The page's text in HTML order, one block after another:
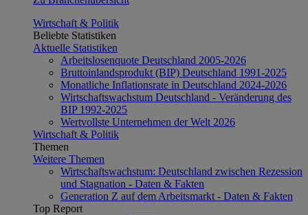
Wirtschaft & Politik
Beliebte Statistiken
Aktuelle Statistiken
Arbeitslosenquote Deutschland 2005-2026
Bruttoinlandsprodukt (BIP) Deutschland 1991-2025
Monatliche Inflationsrate in Deutschland 2024-2026
Wirtschaftswachstum Deutschland - Veränderung des
BIP 1992-2025
Wertvollste Unternehmen der Welt 2026
Wirtschaft & Politik
Themen
Weitere Themen
Wirtschaftswachstum: Deutschland zwischen Rezession
und Stagnation - Daten & Fakten
Generation Z auf dem Arbeitsmarkt - Daten & Fakten
Top Report